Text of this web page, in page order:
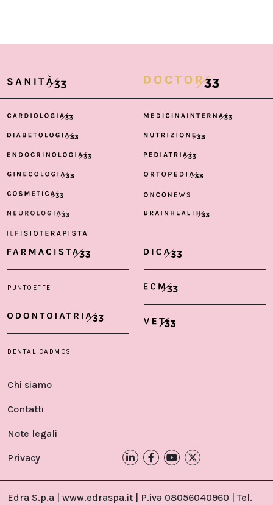
Chi siamo
Contatti
Note legali
Privacy
Edra S.p.a | www.edraspa.it | P.iva 08056040960 | Tel.